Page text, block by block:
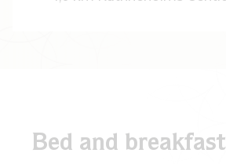
Bed and breakfast